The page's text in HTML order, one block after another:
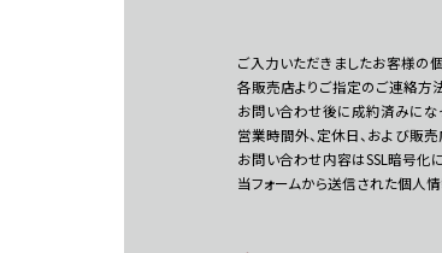
ご入力いただきましたお客様の
各販売店よりご指定のご連絡方
お問い合わせ後に成約済みにな
営業時間外、定休日、および販
お問い合わせ内容はSSL暗号化
当フォームから送信された個人